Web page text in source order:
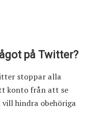
på Twitter?
stoppar alla
konto från att se
hindra obehöriga